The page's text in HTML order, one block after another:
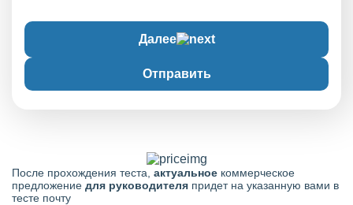
Далее
Отправить
После прохождения теста, актуальное коммерческое
предложение для руководителя придет на указанную вами в
тесте почту